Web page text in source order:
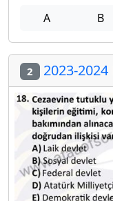
A B
2 2023-2024